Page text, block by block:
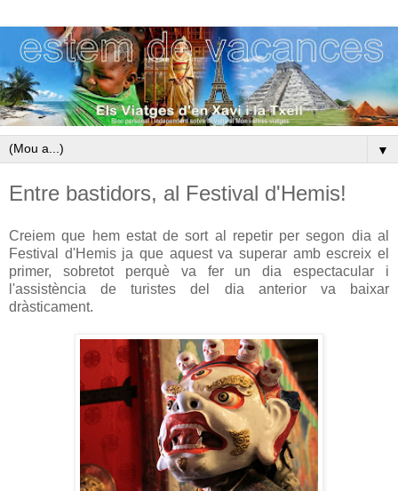
▼
Entre bastidors, al Festival d'Hemis!
Creiem que hem estat de sort al repetir per segon dia al
Festival d'Hemis ja que aquest va superar amb escreix el
primer, sobretot perquè va fer un dia espectacular i
l'assistència de turistes del dia anterior va baixar
dràsticament.